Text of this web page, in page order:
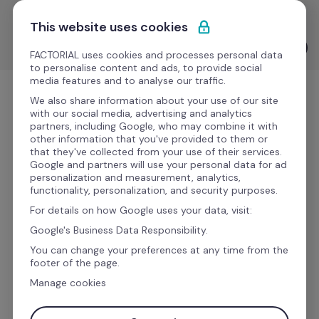
Pular para o conteúdo
Descomplique seu RH: tome decisões estratégicas com
Avaliações de Desempenho guiadas por IA. 🚀
Experimente Grátis
Avaliação de
Desempenho com IA:
decisões justas, dados
reais.
This website uses cookies
FACTORIAL uses cookies and processes personal data
to personalise content and ads, to provide social
media features and to analyse our traffic.
We also share information about your use of our site
with our social media, advertising and analytics
partners, including Google, who may combine it with
other information that you've provided to them or
that they've collected from your use of their services.
Google and partners will use your personal data for ad
personalization and measurement, analytics,
functionality, personalization, and security purposes.
For details on how Google uses your data, visit:
Google's Business Data Responsibility.
You can change your preferences at any time from the
footer of the page.
Manage cookies